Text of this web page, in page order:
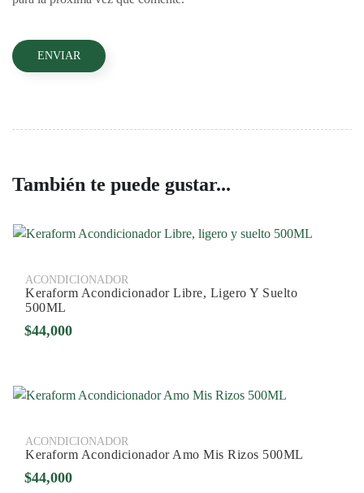
También te puede gustar...
ACONDICIONADOR
Keraform Acondicionador Libre, Ligero Y Suelto
500ML
$44,000
ACONDICIONADOR
Keraform Acondicionador Amo Mis Rizos 500ML
$44,000